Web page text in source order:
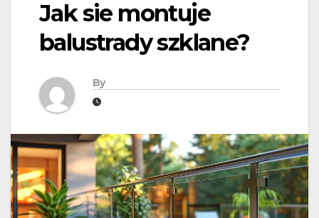
Jak sie montuje
balustrady szklane?
By